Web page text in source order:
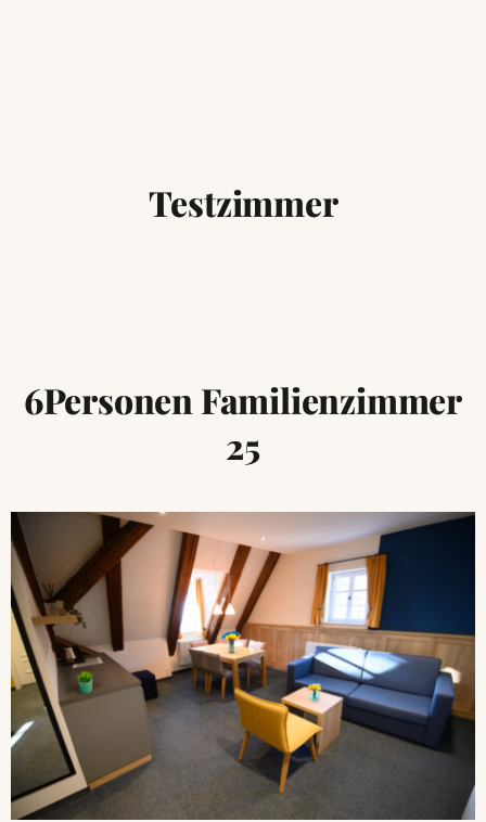
Testzimmer
6Personen Familienzimmer
25